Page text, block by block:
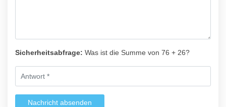
Sicherheitsabfrage: Was ist die Summe von 76 + 26?
Nachricht absenden